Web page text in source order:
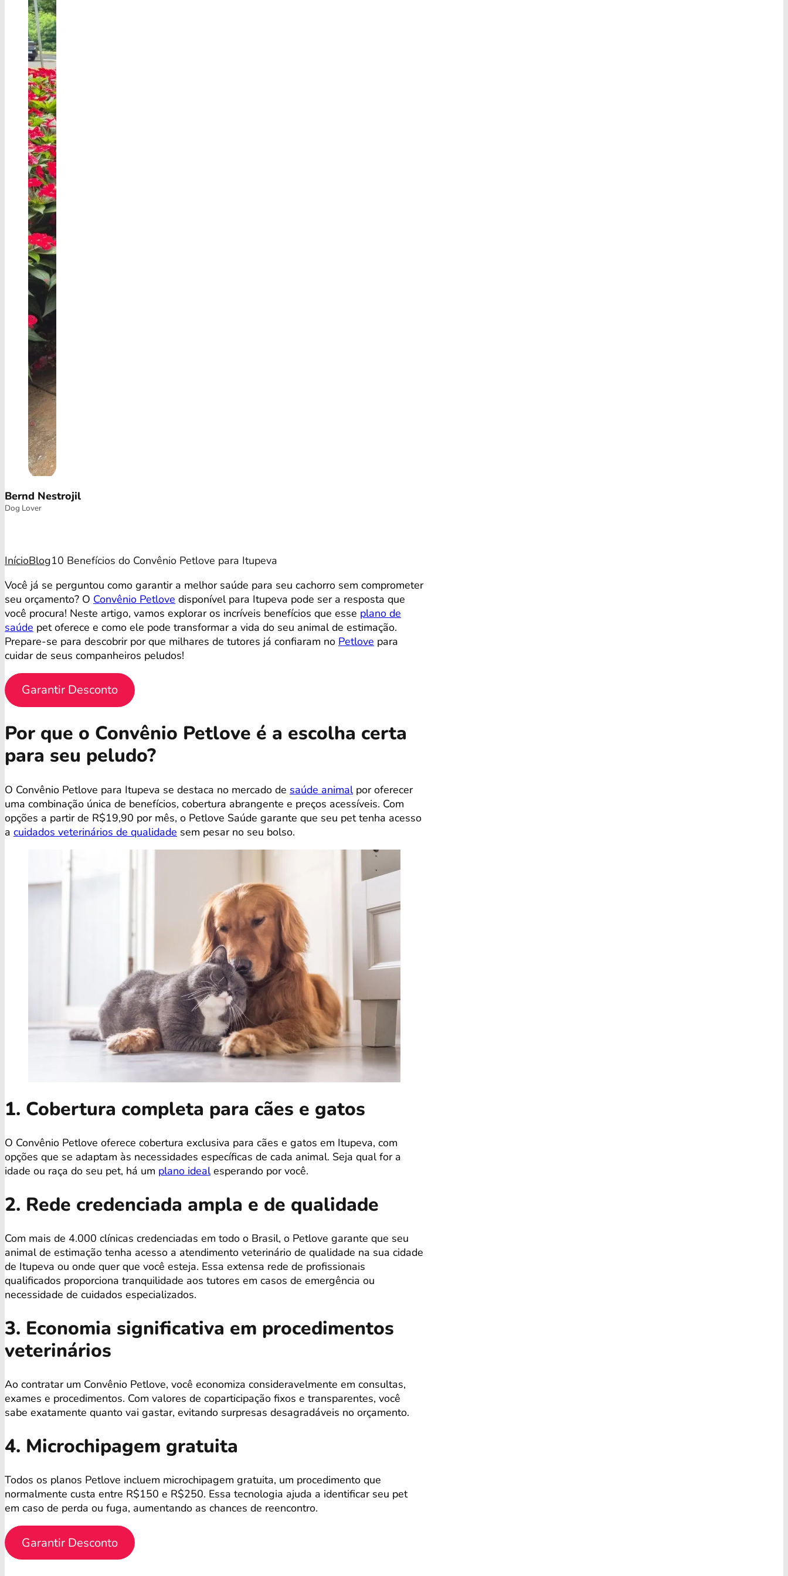
Bernd Nestrojil
Dog Lover
InícioBlog10 Benefícios do Convênio Petlove para Itupeva
Você já se perguntou como garantir a melhor saúde para seu cachorro sem comprometer
seu orçamento? O Convênio Petlove disponível para Itupeva pode ser a resposta que
você procura! Neste artigo, vamos explorar os incríveis benefícios que esse plano de
saúde pet oferece e como ele pode transformar a vida do seu animal de estimação.
Prepare-se para descobrir por que milhares de tutores já confiaram no Petlove para
cuidar de seus companheiros peludos!
Garantir Desconto
Por que o Convênio Petlove é a escolha certa
para seu peludo?
O Convênio Petlove para Itupeva se destaca no mercado de saúde animalpor oferecer
uma combinação única de benefícios, cobertura abrangente e preços acessíveis. Com
opções a partir de R$19,90 por mês, o Petlove Saúde garante que seu pet tenha acesso
a cuidados veterinários de qualidade sem pesar no seu bolso.
1. Cobertura completa para cães e gatos
O Convênio Petlove oferece cobertura exclusiva para cães e gatos em Itupeva, com
opções que se adaptam às necessidades específicas de cada animal. Seja qual for a
idade ou raça do seu pet, há um plano idealesperando por você.
2. Rede credenciada ampla e de qualidade
Com mais de 4.000 clínicas credenciadas em todo o Brasil, o Petlove garante que seu
animal de estimação tenha acesso a atendimento veterinário de qualidade na sua cidade
de Itupeva ou onde quer que você esteja. Essa extensa rede de profissionais
qualificados proporciona tranquilidade aos tutores em casos de emergência ou
necessidade de cuidados especializados.
3. Economia significativa em procedimentos
veterinários
Ao contratar um Convênio Petlove, você economiza consideravelmente em consultas,
exames e procedimentos. Com valores de coparticipação fixos e transparentes, você
sabe exatamente quanto vai gastar, evitando surpresas desagradáveis no orçamento.
4. Microchipagem gratuita
Todos os planos Petlove incluem microchipagem gratuita, um procedimento que
normalmente custa entre R$150 e R$250. Essa tecnologia ajuda a identificar seu pet
em caso de perda ou fuga, aumentando as chances de reencontro.
Garantir Desconto